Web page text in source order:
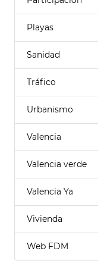
Playas
Sanidad
Tráfico
Urbanismo
Valencia
Valencia verde
Valencia Ya
Vivienda
Web FDM